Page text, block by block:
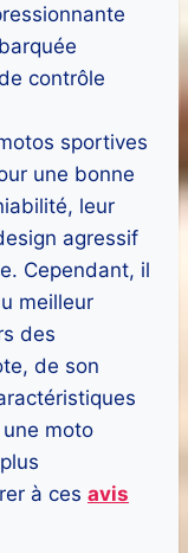
contrôle
sportives
une bonne
leur
agressif
Cependant, il
meilleur
des
de son
une moto
à ces avis